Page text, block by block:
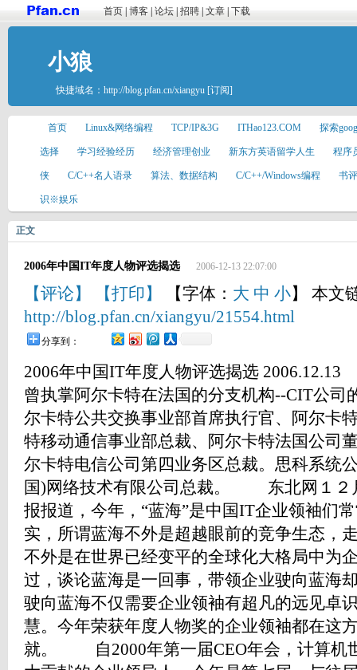
首页 博客 论坛 招聘 文章 下载
小狼
快捷域名： http://blog.pfan.cn/xiangyu [订阅]
首页 Linux&网络编程 TCP/IP&3G ITHao123.COM 探索
选择 学习经验经历 经济管理创业 新东方英语留学人生 程序
侠 C/C++名人语录 算法、数据结构 C/C++/Windows编程 书
识※娱乐
正文
2006年中国IT年度人物评选揭选 2006-12-13 22:07:00
【评论】 【打印】 【字体： 大 中 小】 本文
http://blog.pfan.cn/xiangyu/21554.html
分享到：
2006年中国IT年度人物评选揭选 2006.12.13 [收藏到我的网摘] 此后，曾执掌阿尔卡特在法国的分支机构--CIT公司的国际运营业务并先后任阿尔卡特公共交换事业部首席执行官、阿尔卡特CIT公司董事长、阿尔卡特移动通信事业部总裁、阿尔卡特法国公司董事长兼首席执行官以及阿尔卡特电信公司第四业务区总裁。思科系统公司副总裁兼思科系统(中国)网络技术有限公司总裁。 东北网１２月１３日电 据计算机世界报报道，今年，“蓝海”是中国IT企业领袖们常常挂在嘴边上的词语。其实，所谓蓝海不外是超越眼前的竞争生态，走向更为广阔的发展空间，不外是在世界已经变平的全球化大格局中为企业找到新的机会。 不过，谈论蓝海是一回事，带领企业驶向蓝海却又是另一回事。带领企业驶向蓝海不仅需要企业领袖有超凡的远见卓识，还需要超凡的胆略智慧。今年荣获年度人物奖的企业领袖都在这方面有所思、有所为、有成就。 自2000年第一届CEO年会，计算机世界率先设奖，表彰做出重大贡献的企业领导人，今年是第七届。与往届一样，今年计算机世界CEO年会“2006年中国IT年度人物” 授予2006年度在推动企业管理和产业变革方面做出重大贡献、获得业界高度认可的IT企业领导人。 计算机世界在其26年的发展中，与许多企业和企业家共同经历了四分之一世纪的风雨历程，相知甚深，长期以来，从多层次、多侧面对企业家进行了持续跟踪报道。与往年一样，计算机世界报社组织编辑记者从个人业绩、影响力、主要创新和领导力四个方面考察，经过提名和审议两个阶段的工作，最后确定了15个获奖企业领袖。 在今年年度人物奖的名单中，有几位以前从未在各种大奖中出现过的新名字。长江后浪推前浪。中国IT产业新一代精英、新一代企业领袖已经走到前台。期望他们有更大的抱负，祝愿他们有更大的作为。 孙振耀 惠普公司全球副总裁暨中国惠普有限公司总裁 “如果在我退休前能看到这一幕（指惠普成为全球第一的IT公司），那么这恰恰见证了一个产业的变革。”三年前，孙振耀对记者说。 多年来，孙振耀一直在为实现他的愿望做着努力。2006财年全年，惠普（HP）净收入为917亿美元，同比增长6%～7%。之前，已经有分析师预测，新的财年惠普将以910亿美元高居IT界第一，而蓝色巨人IBM因为出售了营业额110亿美元的PC业务，2006年将仅达到905亿美元。可以说，这一成绩来自于包括孙振耀在内的几万个惠普人的努力。 一年当中，孙振耀在中国接待了来访的公司的全球总裁Mark Hurd、执行副总裁兼首席战略和技术官Shane Robison、全球研发高级副总裁、惠普实验室主任Dick Lampman等掌控企业创新发展的重量级人物，与国内产业界、新闻界、合作伙伴和用户共同交流IT产业创新发展蓝图，分享每年研发经费高达36亿美元的惠普创新发展经验。新一代数据中心、始终连接的移动计算、数字印刷、……一系列来自HP Lab的最新科技，相继得到新闻媒体的广泛报道。 让兼任企业计算及专业服务集团总经理的孙振耀最感欣慰的成就是，惠普“动成长企业战略”全面进入交付阶段。2006年3月16日，位于北京中国惠普大厦9层的“HP动成长企业体验中心”正式启动，该中心是一套完整的企业适应性IT基础设施演示环境，自此，所有企业家都有机会身临其境地体验“动成长企业战略”。 随着业务如火如荼地持续发展，5月，孙振耀亲自启动了“聚英1000”计划，宣布招募1078名业界精英人才，招聘职位分布22个省市，包括区域销售经理、客户经理、技术顾问、解决方案架构师、软件工程师等各个岗位。 6月27日，中国惠普信息产品及商用渠道集团推出全新品牌战略：“惠普电脑，掌控个性世界”。这是惠普适应市场和消费者需求发展趋势，推动个性化发展潮流的一次革命性战略发布，它重新定义了个人电脑的涵义，并面向商业用户和消费类用户推出了全新的个性化内容。 2006年9月，惠普宣布全球激光打印机出货量达到1亿台，这是打印行业中具有重要意义的一个里程碑，充分展示了惠普长久以来的出色品质、可靠性及创新性。此时，占据了中国打印市场半壁江山的惠普打印机也正在服务中国用户，并为中国节约了大量能源。据统计，200万台惠普1000系列激光打印机一年就可以为国家节省1亿度电，相当于全北京市一天的耗电量，或者说，相当于三峡大坝一天的发电量。 孙振耀从未忘记，惠普逾20年来以企业公民定位立身中国。9月至10月，惠普以独特的形式为边远地区的贫困大学生发放了“奖学金”，向“提高高校贫困生能力”项目院校提供了总价值320万元的惠普电脑设备及硬件产品，鼓励贫困生在管理社团的过程中提高电脑应用能力、人际交往能力和经营管理能力。 获奖原因：孙振耀以自己的实际行动见证并推动着惠普向全球第一的IT公司行进。 陈永正 微软公司资深副总裁兼微软大中华区首席执行官 陈永正于2003年9月加入微软公司，现任微软公司资深副总裁、大中华区首席执行官。作为统管微软在大中华区业务的负责人，陈永正负责微软在大中华地区的整体战略和业务运作，包括微软各个业务部门的统一战略。陈永正及其领导团队致力于推动扎根中国、实现共赢、推动本土软件经济发展的策略，进一步深化了与中国政府、业界伙伴和客户在信息化建设和软件产业发展方面的长期合作。 2006年4月, 陈永正在微软公司总部接待了来访的中国国家主席胡锦涛，胡主席受到了比尔·盖茨、陈永正和微软公司员工的热烈欢迎。胡主席积极评价微软在华与政府的合作，希望微软继续加强投资、外包和培训，并为促进中国软件业的发展作出更多的贡献。 在陈永正的领导下，2006财年微软中国公司的业务取得长足的发展，微软与各电脑厂商的合作更加密切，微软中国公司成为微软全球最佳分公司。微软大中华区2007财年年会也首度在台湾召开，400名员工从大陆到台湾宝岛去参会，从而成为1949年以来大陆赴台的最大的一个商务团，这促进了两岸的交流。 2006年4月至5月，国家发改委和信息产业部分别与微软签署了关于继续加强软件产业合作谅解备忘录。未来五年微软将加大与政府相关部门的合作，在技术合作、人才培养、软件外包、硬件采购、农村信息化建设等方面帮助提升中国软件企业的开发和创新能力，促进创新应用。 2006年，是微软在中国发展的重要一年。作为微软在中国长期投入与发展的里程碑，微软中国研究开发集团宣告成立，并已经成为微软海外机构最完整、业务布局最全面、研发投入最大的研发机构。该机构不仅做基础研究，还做可产品化的研究。 陈永正还高度重视企业的社会责任。2006年，微软与教育部“携手助学”百间教室落成，标志着微软在推进缩小数字鸿沟方面上了一个台阶。百万农村学生和教师已经或即将从信息技术培训中获益。此外，微软的“潜力无限”社区学习中心也已经增加到了15个，为进城务工人员等弱势群体接受信息技术培训和再教育提供了机会。 由于推动着微软在中国的发展以及对中国IT产业的贡献，再加上其所具有的社会责任感，获得“2006年中国IT年度人物”奖，陈永正当仁不让。 获奖原因：2006年，微软中国公司的业绩斐然，这与陈永正扎根中国、实现共赢、推动本土软件发展的策略分不开。 杨旭 英特尔亚太区兼中国区总经理 对于英特尔来说，2006年是一个“多核”之年，从酷睿架构的双核产品在服务器、桌面、笔记本电脑端的全面铺开，到最近的四核产品的发布，英特尔在提高处理器性能遭遇散热瓶颈后，走出了一条全新的道路。 今年，英特尔中国，全面完成了这一系列对产业有重要意义的产品在中国市场的发布、销售等各方面的工作，而各项工作，就是围绕着重返英特尔中国区总经理的杨旭这个“核心”开展的。 在世界杯即将开战的5月，英特尔在北京推出了声势浩大的酷睿双核服务器产品“至强5100”系列，与业界从OEM合作伙伴、经销商到用户整个产业链一起见证了酷睿双核产品带来的性能大幅度提升的同时，还节省了40%的功耗。7月，英特尔又在上海全球同步推出了酷睿双核桌面和移动端的产品，把双核从以前单纯的服务器产品专用概念带到了普通百姓的办公室里、书房中和膝盖上。而作为服务器端的高端产品，英特尔也推出了安腾双核产品来应对用户对于计算性能更高的要求。而后，英特尔还不断完善自己的产品线，首次推出了针对中小企业入门级市场的“至强3000”单路双核处理器系列产品。在以产品性能和功耗说话的芯片市场，英特尔用了一连串的新品来应对竞争对手的挑战。 除去硬件产品紧密跟随英特尔全球的产品策略以外，在硬件的合作伙伴的维护上，杨旭重返中国区总经理后，他也做了很多的工作。除了维护大客户（如联想）的合作关系，英特尔中国还在中国市场内宣布调整多年延用的“反点”政策，提高对于中小合作伙伴的支持力度。 英特尔不仅是一个半导体芯片提供商，在杨旭的带领下，英特尔倡导的“平台化”也在中国走入实质性阶段。除在硬件上加大投入以外，英特尔还针对自己产品的应用大量投资国内的软件企业和网络企业，对东软的4000万美元的投资就是个很好的例子。 不仅如此，英特尔还一直履行着对中国的投资承诺，今年7月，英特尔与信息产业部签署“共同推进中国农村、城市、企业和物流等信息化的合作备忘录”。10月，英特尔宣布在2006年将在广东支持当地政府建立300家社区电脑中心帮助农村地区用户使用电脑和互联网。不仅如此，其在上海与成都的投资也在不断的进行中。 2006年，英特尔在中国市场取得的成绩，都与杨旭在此岗位上的努力分不开，因此其获得“2006年中国IT年度人物奖”实至名归。 获奖原因：杨旭，多核时代，英特尔制胜中国市场的“核心”。 狄加 上海贝尔阿尔卡特股份有限公司总裁 狄加（Gerard Dega）毕业于法国巴黎理工大学，获电信工程学博士学位。加入阿尔卡特之前，他曾在法国电信担任多个负责国际业务的职位。 狄加拥有30年业界从业经验。他于1985年加入阿尔卡特，曾任阿尔卡特欧洲和南方区执行副总裁，负责阿尔卡特在法国、非洲、中东、印度次大陆、土耳其和中亚的电信运营业务。历年来，狄加曾参与阿尔卡特与美国ITT公司合并后的国际销售网络组建工作。此后，曾执掌阿尔卡特在法国的分支机构—CIT公司的国际运营业务并先后任阿尔卡特公共交换事业部首席执行官、阿尔卡特CIT公司董事长、阿尔卡特移动通信事业部总裁、阿尔卡特法国公司董事长兼首席执行官以及阿尔卡特电信公司第四业务区总裁。 狄加自2004年起，任上海贝尔阿尔卡特总裁，他负责公司整体业务和运营，同时他也是董事会成员。在狄加的带领下，上海贝尔阿尔卡特已经成为拥有端到端的产品线，覆盖固定，移动和专网通信市场的一流电信设备制造商。 近年来，上海贝尔阿尔卡特在核心能力打造上取得了长足的进步。上海贝尔阿尔卡特每年在研发领域投入巨资，形成了与全球信息技术同步的本地研发实力，并成为阿尔卡特全球三大研创基地之一。公司也打造了世界一流的生产能力，完全融入了阿尔卡特全球制造体系，面向中国及全球市场提供多元化的产品，并已成为阿尔卡特全球最重要的生产基地之一。 自狄加上任以来，他带领着上海贝尔阿尔卡特开拓国内和海外两片市场，并取得了令人瞩目的成绩。上海贝尔阿尔卡特公司已建成强大的集成能力和国际资源，致力于提供以用户为核心的宽带解决方案，帮助运营商提供满足最终用户的个性化需求。 在国内，上海贝尔阿尔卡特利用国际资源，把网络智能化等世界领先的解决方案和理念带给客户，积极帮助客户进行转型。上海贝尔阿尔卡特还与大唐移动结成战略合作伙伴，共同推进TD-SCDMA标准的发展，并为即将到来3G市场做好了积极准备。 在海外，上海贝尔阿尔卡特出口业务量逐年成倍增长，公司足迹已覆盖5大洲、30多个国家。为海外客户提供多样化的产品和解决方案。无论固定、移动还是专网，无论老的基于电路的技术、还是新的基于IP的技术，都有斩获。 获奖原因：上海贝尔阿尔卡特国内、海外市场成绩令人瞩目，狄加功不可没。 郭可尊 AMD公司全球高级副总裁兼大中华区总裁 2006年，郭可尊和她领导的AMD中国是业界最为耀眼的明星之一。 这一年，AMD喜报连连。AMD的好运开始于5月18日，戴尔在发布公司财报时明确表示，戴尔将在其高端的四路服务器中采用AMD的皓龙处理器，预计新产品将于年底推出。22年来，戴尔一直是英特尔的忠实信徒。即使在强劲对手IBM、HP纷纷在服务器产品中使用AMD的皓龙处理器后，戴尔依然不为所动。戴尔今年的“倒戈”，对AMD来说是历史性的突破。 5月30日，AMD再下一城，宣布与华为、深圳网域缔结为网游产业联盟，打造大型网游《华夏II》，三方将在技术、品牌、市场推广等方面深入合作。深圳网域从华为购买了700套基于AMD 64位双核皓龙处理器的电信标准服务平台，运营大型网游《华夏II》。继结盟戴尔之后，AMD又把华为拉进了自己的战营。 同时，大手笔的投资和并购也在进行中。7月24日， AMD 以42亿美元的现金加上5700万股的公司股票全额收购ATI，总交易金额约为54亿美元，以寻求在平台上与竞争对手抗衡。 8 月 22 日 ， AMD 宣布上海研发中心正式投入运营。AMD上海研发中心投资1600万美元，未来2～3年内员工将达到400人，负责AMD全球CPU平台和移动产品设计及研发中心，以及AMD全球CPU验证中心，“立足中国，面向全球”。该中心是 AMD 公司在美国本土以外最大的研发中心，也是 AMD 全球研发体系中最重要的中心之一。研发中心的成立，证明着中国市场的重要性日益提高。 9月28日， AMD 再度取得了重大的进展，把中国第二大PC 巨头方正重新揽回怀中。方正科技采用了AMD64 处理器，于国庆期间在全国推出采用了AMD64 技术的台式机产品。双方的战略合作将从台式机领域开始，逐步向笔记本电脑和服务器领域拓展。 截至今年年底，中国市场主流的PC供应商，几乎都与AMD达成了合作关系，AMD正在从市场的边缘者变身成为市场的主流者。某种程度上，AMD成为了IT市场的酵母和另一制衡力，促进产业良性发展。AMD的崛起，使得CPU的价格大幅度降低，新技术推出的速度大为加快。 郭可尊，AMD大中华区总裁，正是所有一切变化的中国市场的推动者和执行者。郭可尊把AMD今日的成绩归结为天时地利人和的结果，但是她的耐心、真诚以及平和应该是AMD在中国成功不可缺少的条件。郭可尊，这位坚韧的东方女性以及她领导的AMD中国，在2006年再度让业界瞩目。 获奖原因：这一年，AMD喜报连连。郭可尊的耐心、真诚以及平和，是AMD在中国成功不可缺少的条件。 陈绍鹏 联想集团高级副总裁兼大中国区总裁 陈绍鹏1992年毕业于北京工商大学（原北京轻工业学院），获计算机及